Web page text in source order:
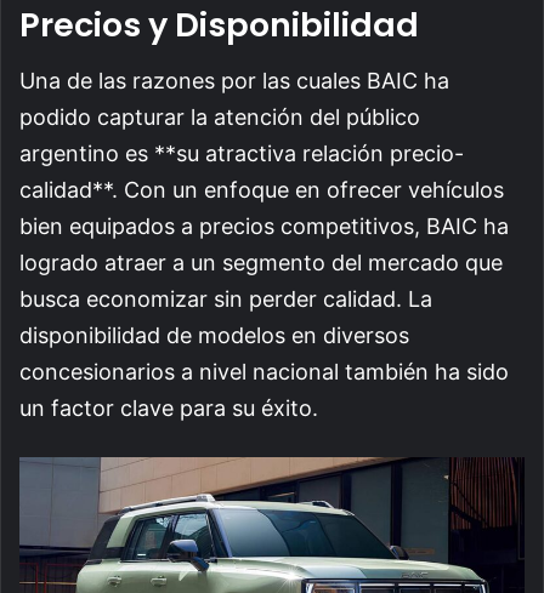
Precios y Disponibilidad
Una de las razones por las cuales BAIC ha
podido capturar la atención del público
argentino es **su atractiva relación precio-
calidad**. Con un enfoque en ofrecer vehículos
bien equipados a precios competitivos, BAIC ha
logrado atraer a un segmento del mercado que
busca economizar sin perder calidad. La
disponibilidad de modelos en diversos
concesionarios a nivel nacional también ha sido
un factor clave para su éxito.